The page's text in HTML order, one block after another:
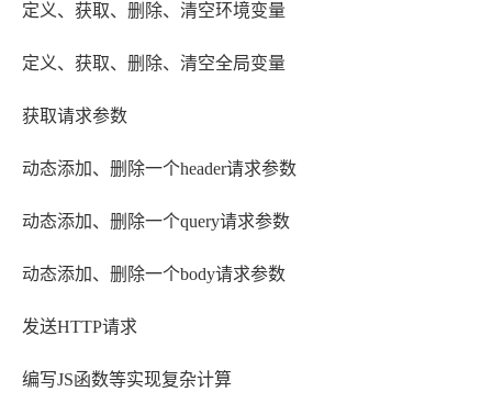
定义、获取、删除、清空环境变量
定义、获取、删除、清空全局变量
获取请求参数
动态添加、删除一个header请求参数
动态添加、删除一个query请求参数
动态添加、删除一个body请求参数
发送HTTP请求
编写JS函数等实现复杂计算